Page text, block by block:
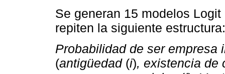
Se generan 15 modelos
repiten la siguiente estructura:
Probabilidad de ser empresa
(antigüedad(i), existencia de